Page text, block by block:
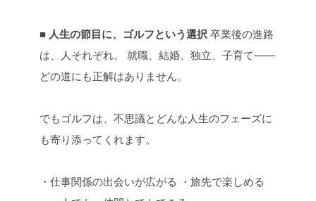
■ 人生の節目に、ゴルフという選択卒業後の進路
は、人それぞれ。
就職、結婚、独立、子育て——
どの道にも正解はありません。
でもゴルフは、不思議とどんな人生のフェーズに
も寄り添ってくれます。
・仕事関係の出会いが広がる ・旅先で楽しめる